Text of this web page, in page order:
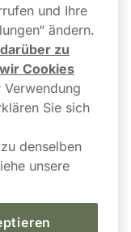
Links
Newsletter
Mein Konto
AGB
Barrierefreiheit
und Ihre
ändern.
zu
Cookies
Verwendung
Sie sich
denselben
unsere